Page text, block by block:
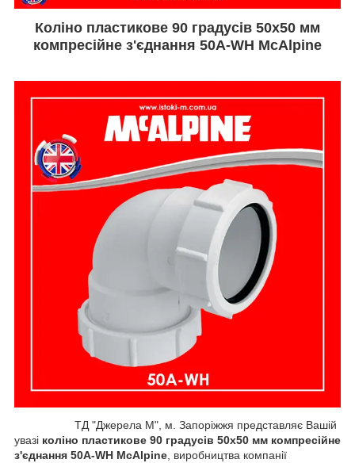
Коліно пластикове 90 градусів 50х50 мм
компресійне з'єднання 50A-WH McAlpine
ТД "Джерела М", м. Запоріжжя представляє Вашій
увазі коліно пластикове 90 градусів 50х50 мм компресійне
з'єднання 50A-WH McAlpine, виробництва компанії